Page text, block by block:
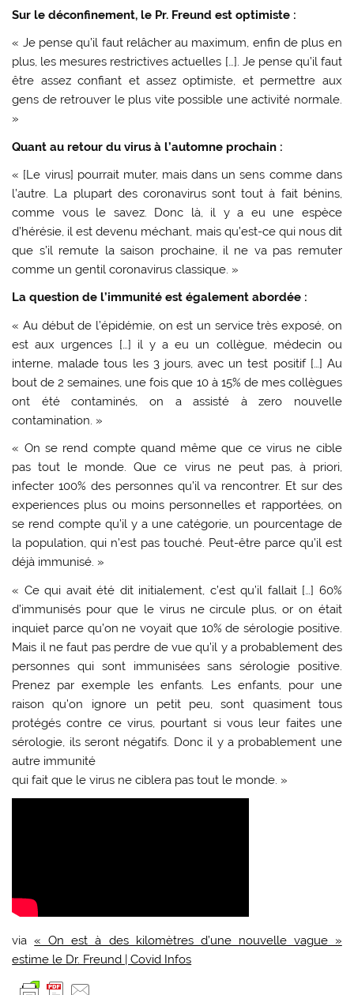
Sur le déconfinement, le Pr. Freund est optimiste :
« Je pense qu’il faut relâcher au maximum, enfin de plus en
plus, les mesures restrictives actuelles […]. Je pense qu’il faut
être assez confiant et assez optimiste, et permettre aux
gens de retrouver le plus vite possible une activité normale.
»
Quant au retour du virus à l’automne prochain :
« [Le virus] pourrait muter, mais dans un sens comme dans
l’autre. La plupart des coronavirus sont tout à fait bénins,
comme vous le savez. Donc là, il y a eu une espèce
d’hérésie, il est devenu méchant, mais qu’est-ce qui nous dit
que s’il remute la saison prochaine, il ne va pas remuter
comme un gentil coronavirus classique. »
La question de l’immunité est également abordée :
« Au début de l’épidémie, on est un service très exposé, on
est aux urgences […] il y a eu un collègue, médecin ou
interne, malade tous les 3 jours, avec un test positif […] Au
bout de 2 semaines, une fois que 10 à 15% de mes collègues
ont été contaminés, on a assisté à zero nouvelle
contamination. »
« On se rend compte quand même que ce virus ne cible
pas tout le monde. Que ce virus ne peut pas, à priori,
infecter 100% des personnes qu’il va rencontrer. Et sur des
experiences plus ou moins personnelles et rapportées, on
se rend compte qu’il y a une catégorie, un pourcentage de
la population, qui n’est pas touché. Peut-être parce qu’il est
déjà immunisé. »
« Ce qui avait été dit initialement, c’est qu’il fallait […] 60%
d’immunisés pour que le virus ne circule plus, or on était
inquiet parce qu’on ne voyait que 10% de sérologie positive.
Mais il ne faut pas perdre de vue qu’il y a probablement des
personnes qui sont immunisées sans sérologie positive.
Prenez par exemple les enfants. Les enfants, pour une
raison qu’on ignore un petit peu, sont quasiment tous
protégés contre ce virus, pourtant si vous leur faites une
sérologie, ils seront négatifs. Donc il y a probablement une
autre immunité
qui fait que le virus ne ciblera pas tout le monde. »
via« On est à des kilomètres d’une nouvelle vague »
estime le Dr. Freund | Covid Infos